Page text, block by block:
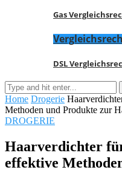
Gas
DSL
Home Drogerie
Methoden und Produkte zur
DROGERIE
Haarverdichter
effektive